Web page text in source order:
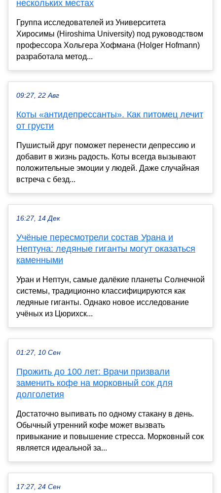
нескольких местах
Группа исследователей из Университета
Хиросимы (Hiroshima University) под руководством
профессора Хольгера Хофмана (Holger Hofmann)
разработала метод...
09:27, 22 Авг
Коты «антидепрессанты». Как питомец лечит
от грусти
Пушистый друг поможет перенести депрессию и
добавит в жизнь радость. Коты всегда вызывают
положительные эмоции у людей. Даже случайная
встреча с безд...
16:27, 14 Дек
Учёные пересмотрели состав Урана и
Нептуна: ледяные гиганты могут оказаться
каменными
Уран и Нептун, самые далёкие планеты Солнечной
системы, традиционно классифицируются как
ледяные гиганты. Однако новое исследование
учёных из Цюрихск...
01:27, 10 Сен
Прожить до 100 лет: Врачи призвали
заменить кофе на морковный сок для
долголетия
Достаточно выпивать по одному стакану в день.
Обычный утренний кофе может вызвать
привыкание и повышение стресса. Морковный сок
является идеальной за...
17:27, 24 Сен